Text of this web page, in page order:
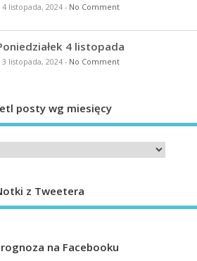
4 listopada, 2024- No Comment
4 listopada
3 listopada, 2024- No Comment
posty wg miesięcy
z Tweetera
na Facebooku